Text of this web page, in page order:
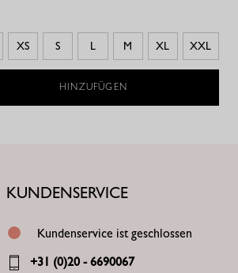
XS S L M XL XXL
HINZUFÜGEN
KUNDENSERVICE
Kundenservice ist geschlossen
+31 (0)20 - 6690067